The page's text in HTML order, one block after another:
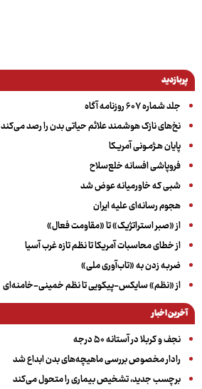
پربازدید
جلد شماره ۶۰۷ روزنامه آگاه
نخ‌های نازک هوشمند علائم حیاتی بدن را رصد می‌کند
پایان هـژمـونی آمریـکا
فروپاشی افسانه خلع‌سلاح
شبی که خاورمیانه عوض شد
هجوم رسانه‌ای علیه ایران
از «صبر استراتژیک» تا «مقاومت فعال»
از خطای محاسبات آمریکا تا نظم تازه غرب آسیا
ضربه زدن به «تاب‌آوری ملی»
از «نظم» سایکس-پیکویی تا نظم خمینی-خامنه‌ای
آخرین اخبار
نجف و کربلا در آستانه ۵۰ درجه
رادار مخصوص بررسی ماهیچه‌های بدن ابداع شد
برچسب جدید، تشخیص بیماری را متحول می‌کند